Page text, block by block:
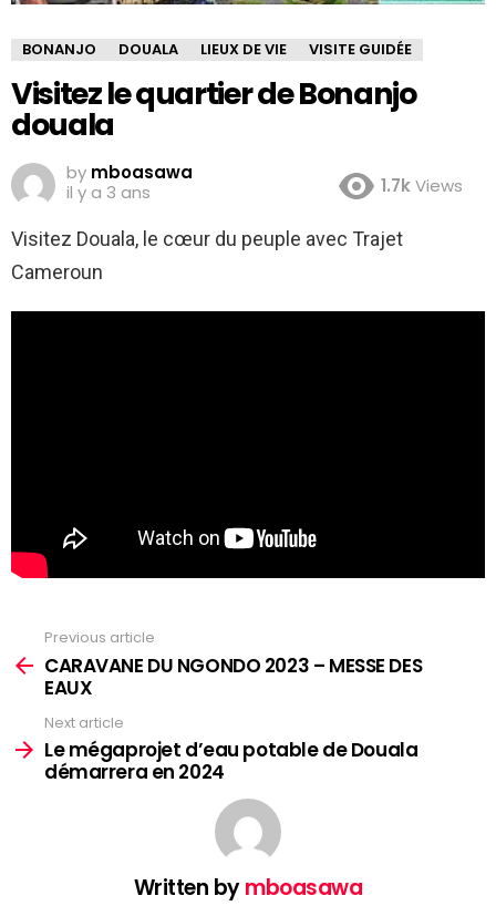
BONANJO DOUALA LIEUX DE VIE VISITE GUIDÉE
Visitez le quartier de Bonanjo
douala
by mboasawa
il y a 3 ans
1.7kViews
Visitez Douala, le cœur du peuple avec Trajet
Cameroun
more
Previous article
CARAVANE DU NGONDO 2023 – MESSE DES
EAUX
Next article
Le mégaprojet d’eau potable de Douala
démarrera en 2024
Written bymboasawa